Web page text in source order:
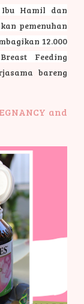
Ibu Hamil dan
pemenuhan
12.000
Feeding
bareng
and